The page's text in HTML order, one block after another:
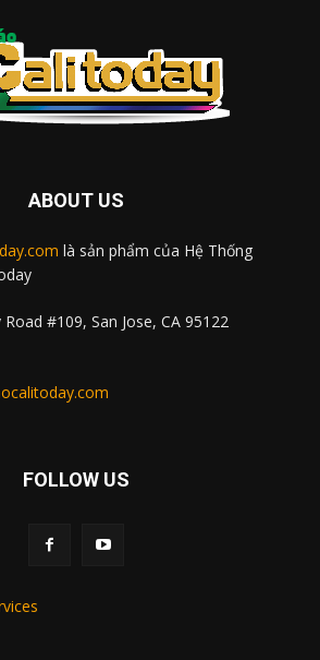
ABOUT US
là sản phẩm của Hệ Thống
#109, San Jose, CA 95122
FOLLOW US